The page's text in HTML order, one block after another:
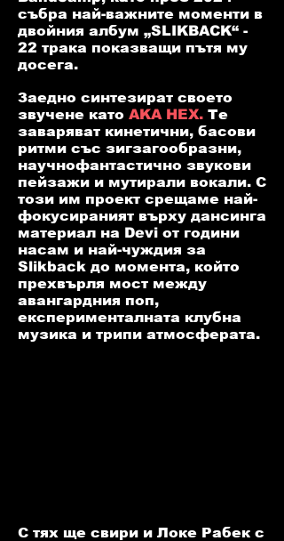
събра най-важните моменти в
двойния албум „SLIKBACK“ -
22 трака показващи пътя му
досега.
Заедно синтезират своето
звучене като AKA HEX. Те
заваряват кинетични, басови
ритми със зигзагообразни,
научнофантастично звукови
пейзажи и мутирали вокали. С
този им проект срещаме най-
фокусираният върху дансинга
материал на Devi от години
насам и най-чуждия за
Slikback до момента, който
прехвърля мост между
авангардния поп,
експерименталната клубна
музика и трипи атмосферата.
С тях ще свири и Локе Рабек с